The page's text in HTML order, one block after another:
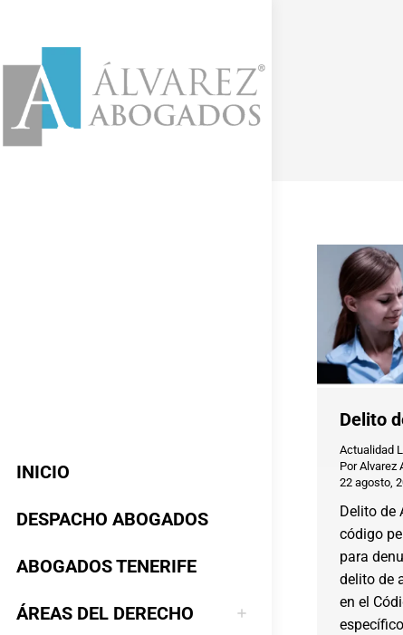
INICIO
DESPACHO ABOGADOS
ABOGADOS TENERIFE
ÁREAS DEL DERECHO
Delito
Actualidad
PorAlvarez
22 agosto,
Delito de
código
para
delito de
en el